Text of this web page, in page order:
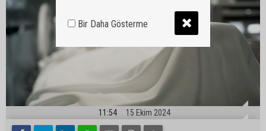
11:54 15 Ekim 2024
Bir Daha Gösterme